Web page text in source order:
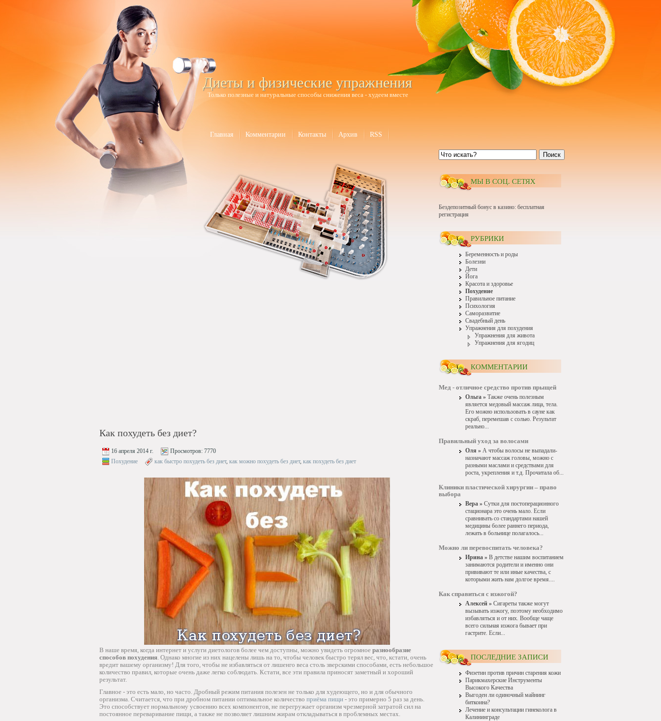
Диеты и физические упражнения
Только полезные и натуральные способы снижения веса - худеем вместе
Главная Комментарии Контакты Архив RSS
Как похудеть без диет?
16 апреля 2014 г. Просмотров: 7770
Похудение
как быстро похудеть без диет, как можно похудеть без диет, как похудеть без диет
В наше время, когда интернет и услуги диетологов более чем доступны, можно увидеть огромное разнообразие
способов похудения. Однако многие из них нацелены лишь на то, чтобы человек быстро терял вес, что, кстати, очень
вредит вашему организму! Для того, чтобы не избавляться от лишенго веса столь зверскими способами, есть небольшое
количество правил, которые очень даже легко соблюдать. Кстати, все эти правила приносят заметный и хороший
результат.
Главное - это есть мало, но часто. Дробный режим питания полезен не только для худеющего, но и для обычного
организма. Считается, что при дробном питании оптимальное количество приёма пищи - это примерно 5 раз за день.
Это способствует нормальному усвоению всех компонентов, не перегружает организм чрезмерной затратой сил на
постоянное переваривание пищи, а также не позволяет лишним жирам откладываться в проблемных местах.
Поиск
МЫ В СОЦ. СЕТЯХ
Бездепозитный бонус в казино: бесплатная
регистрация
РУБРИКИ
Беременность и роды
Болезни
Дети
Йога
Красота и здоровье
Похудение
Правильное питание
Психология
Саморазвитие
Свадебный день
Упражнения для похудения
Упражнения для живота
Упражнения для ягодиц
КОММЕНТАРИИ
Мед - отличное средство против прыщей
Ольга » Также очень полезным
является медовый массаж лица, тела.
Его можно использовать в сауне как
скраб, перемешав с солью. Результат
реально...
Правильный уход за волосами
Оля » А чтобы волосы не выпадали-
назначают массаж головы, можно с
разными маслами и средствами для
роста, укрепления и т.д. Прочитала об...
Клиники пластической хирургии – право
выбора
Вера » Сутки для постоперационного
стационара это очень мало. Если
сравнивать со стандартами нашей
медицины более раннего периода,
лежать в больнице полагалось...
Можно ли перевоспитать человека?
Ирина » В детстве нашим воспитанием
занимаются родители и именно они
прививают те или иные качества, с
которыми жить нам долгое время....
Как справиться с изжогой?
Алексей » Сигареты также могут
вызывать изжогу, поэтому необходимо
избавляться и от них. Вообще чаще
всего сильная изжога бывает при
гастрите. Если...
ПОСЛЕДНИЕ ЗАПИСИ
Физетин против причин старения кожи
Парикмахерские Инструменты
Высокого Качества
Выгоден ли одиночный майнинг
биткоина?
Лечение и консультации гинеколога в
Калининграде